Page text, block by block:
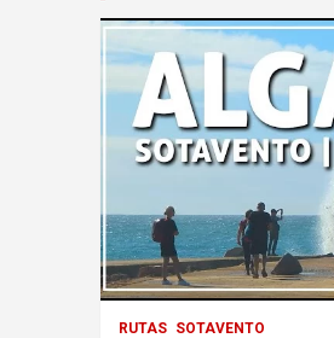
RUTAS SOTAVENTO